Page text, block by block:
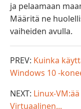
ja pelaamaan
Määritä ne
vaiheiden avulla.
PREV: Kuinka
Windows 10 -
NEXT: Linux-
Virtuaalinen...